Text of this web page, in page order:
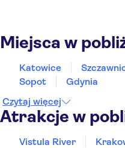
Platinum Aparthotel
Aparthotel
Holiday Inn Krakow
Jagiellonian
Miejsca w
Katowice
Sopot
Gdynia
Czytaj więcej
Atrakcje w
Vistula River